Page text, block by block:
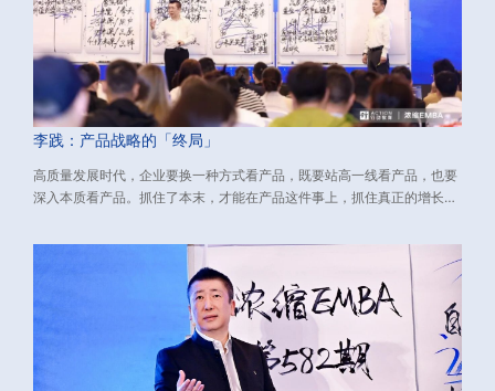
李践：产品战略的「终局」
高质量发展时代，企业要换一种方式看产品，既要站高一线看产品，也要
深入本质看产品。抓住了本末，才能在产品这件事上，抓住真正的增长
含：如何看产品、如何做产品、如何打造大单品。源自：由行动教育董事
长兼CEO李践老师主讲的《浓缩EMBA》课程、数万校友实践有效的经营
方法论，希望对您有所启发。